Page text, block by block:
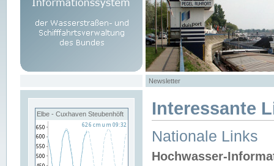
Newsletter
Elbe - Cuxhaven Steubenhöft Interessante
Nationale Links
Hochwasser-